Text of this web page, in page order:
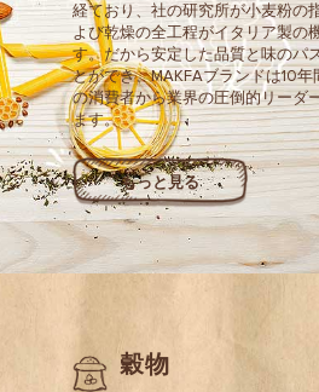
経ており、社の研究所が小麦粉の
よび乾燥の全工程がイタリア製の
す。だから安定した品質と味のパ
とができ、MAKFAブランドは10
の消費者から業界の圧倒的リーダ
ます。
もっと見る
穀物